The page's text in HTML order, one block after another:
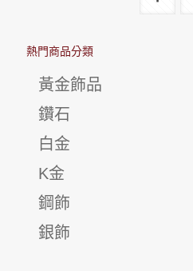
熱門商品分類
黃金飾品
鑽石
白金
K金
鋼飾
銀飾